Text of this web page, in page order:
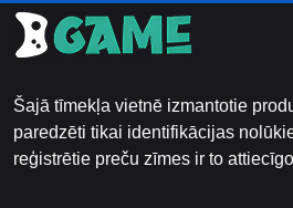
Šajā tīmekļa vietnē izmantotie
paredzēti tikai identifikācijas
reģistrētie preču zīmes ir to